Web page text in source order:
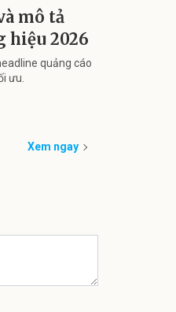
mô tả
hiệu 2026
quảng cáo
ưu.
Xem ngay